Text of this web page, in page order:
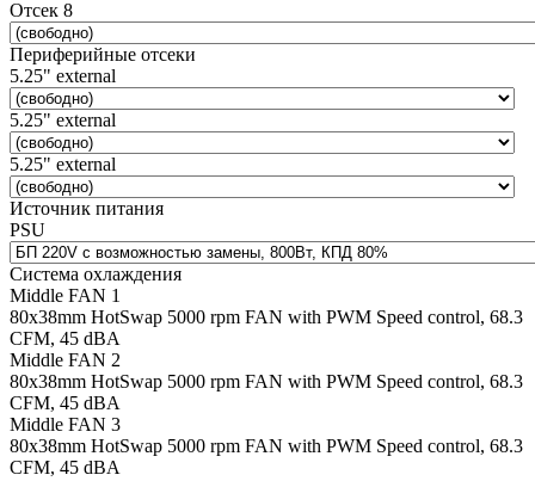
Отсек 8
Периферийные отсеки
5.25" external
5.25" external
5.25" external
Источник питания
PSU
Система охлаждения
Middle FAN 1
80х38mm HotSwap 5000 rpm FAN with PWM Speed control, 68.3
CFM, 45 dBA
Middle FAN 2
80х38mm HotSwap 5000 rpm FAN with PWM Speed control, 68.3
CFM, 45 dBA
Middle FAN 3
80х38mm HotSwap 5000 rpm FAN with PWM Speed control, 68.3
CFM, 45 dBA